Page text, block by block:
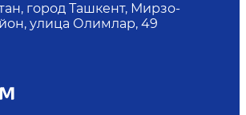
город Ташкент, Мирзо-
улица Олимлар, 49